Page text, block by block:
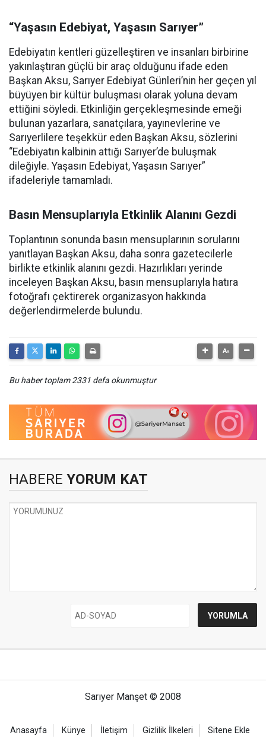
“Yaşasın Edebiyat, Yaşasın Sarıyer”
Edebiyatın kentleri güzelleştiren ve insanları birbirine
yakınlaştıran güçlü bir araç olduğunu ifade eden
Başkan Aksu, Sarıyer Edebiyat Günleri’nin her geçen yıl
büyüyen bir kültür buluşması olarak yoluna devam
ettiğini söyledi. Etkinliğin gerçekleşmesinde emeği
bulunan yazarlara, sanatçılara, yayınevlerine ve
Sarıyerlilere teşekkür eden Başkan Aksu, sözlerini
“Edebiyatın kalbinin attığı Sarıyer’de buluşmak
dileğiyle. Yaşasın Edebiyat, Yaşasın Sarıyer”
ifadeleriyle tamamladı.
Basın Mensuplarıyla Etkinlik Alanını Gezdi
Toplantının sonunda basın mensuplarının sorularını
yanıtlayan Başkan Aksu, daha sonra gazetecilerle
birlikte etkinlik alanını gezdi. Hazırlıkları yerinde
inceleyen Başkan Aksu, basın mensuplarıyla hatıra
fotoğrafı çektirerek organizasyon hakkında
değerlendirmelerde bulundu.
Bu haber toplam 2331 defa okunmuştur
HABERE YORUM KAT
Sarıyer Manşet © 2008
Anasayfa Künye İletişim Gizlilik İlkeleri Sitene Ekle